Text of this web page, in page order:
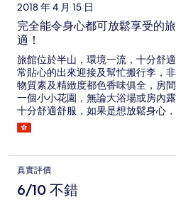
2018 年 4 月 15 日
完全能令身心都可放鬆享受的
適！
旅館位於半山，環境一流，十分舒
常貼心的出來迎接及幫忙搬行李，
物質素及精緻度都色香味俱全，房
一個小小花園，無論大浴場或房內
十分舒適舒服，如果是想放鬆身心
真實評價
6/10 不錯